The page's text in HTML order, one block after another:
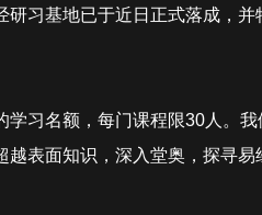
习基地已于近日正式落成，
习名额，每门课程限30人。
表面知识，深入堂奥，探寻易